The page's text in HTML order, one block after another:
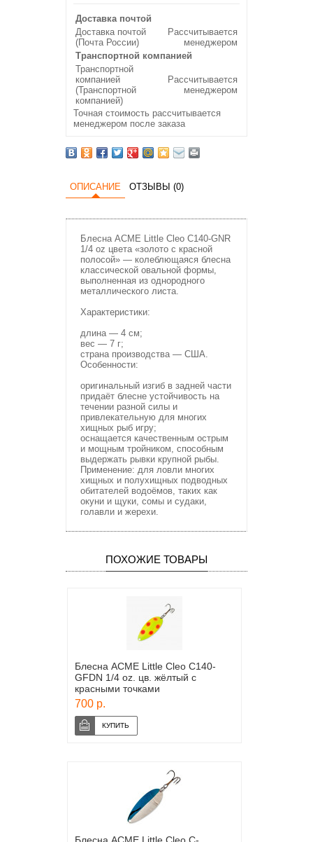
Доставка почтой
Доставка почтой
(Почта России)
Рассчитывается
менеджером
Транспортной компанией
Транспортной
компанией
(Транспортной
компанией)
Рассчитывается
менеджером
Точная стоимость рассчитывается
менеджером после заказа
ОПИСАНИЕ ОТЗЫВЫ (0)
Блесна ACME Little Cleo C140-GNR
1/4 oz цвета «золото с красной
полосой» — колеблющаяся блесна
классической овальной формы,
выполненная из однородного
металлического листа.
Характеристики:
длина — 4 см;
вес — 7 г;
страна производства — США.
Особенности:
оригинальный изгиб в задней части
придаёт блесне устойчивость на
течении разной силы и
привлекательную для многих
хищных рыб игру;
оснащается качественным острым
и мощным тройником, способным
выдержать рывки крупной рыбы.
Применение: для ловли многих
хищных и полухищных подводных
обитателей водоёмов, таких как
окуни и щуки, сомы и судаки,
голавли и жерехи.
ПОХОЖИЕ ТОВАРЫ
Блесна ACME Little Cleo C140-
GFDN 1/4 oz. цв. жёлтый с
красными точками
700 р.